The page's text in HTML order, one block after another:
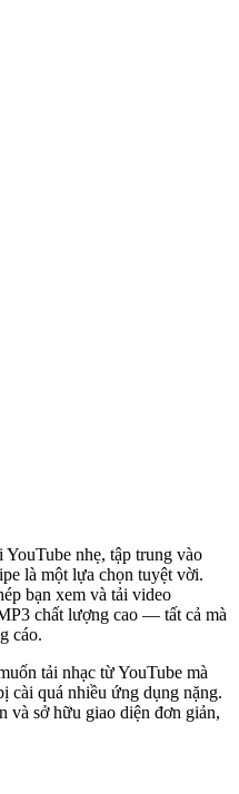
nhẹ, tập trung vào
là một lựa chọn tuyệt vời.
bạn xem và tải video
chất lượng cao — tất cả mà
cáo.
tải nhạc từ YouTube mà
cài quá nhiều ứng dụng nặng.
và sở hữu giao diện đơn giản,